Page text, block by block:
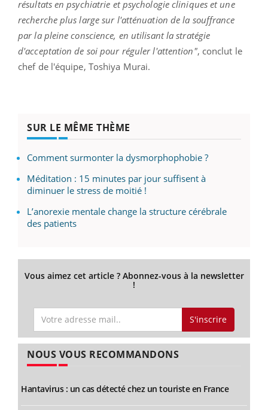
résultats en psychiatrie et psychologie cliniques et une
recherche plus large sur l'atténuation de la souffrance
par la pleine conscience, en utilisant la stratégie
d'acceptation de soi pour réguler l'attention", conclut le
chef de l'équipe, Toshiya Murai.
SUR LE MÊME THÈME
Comment surmonter la dysmorphophobie ?
Méditation : 15 minutes par jour suffisent à
diminuer le stress de moitié !
L’anorexie mentale change la structure cérébrale
des patients
Vous aimez cet article ? Abonnez-vous à la newsletter
!
S'inscrire
NOUS VOUS RECOMMANDONS
Hantavirus : un cas détecté chez un touriste en France